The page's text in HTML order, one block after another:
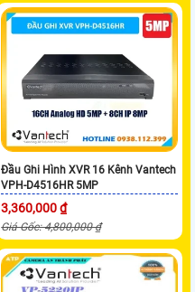
Đầu Ghi Hình XVR 16 Kênh Vantech
VPH-D4516HR 5MP
3,360,000 ₫
Giá Gốc: 4,800,000 ₫